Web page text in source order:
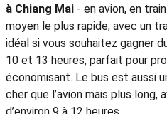
à Chiang Mai - en avion, en
moyen le plus rapide, avec un
idéal si vous souhaitez gagner
10 et 13 heures, parfait pour
économisant. Le bus est aussi
cher que l’avion mais plus